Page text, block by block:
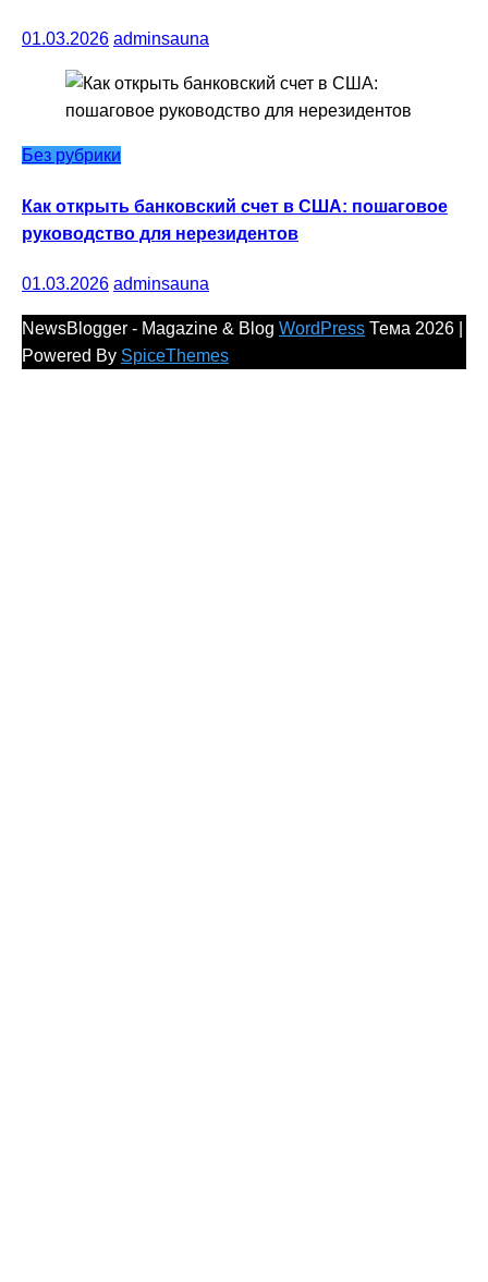
01.03.2026 adminsauna
Без рубрики
Как открыть банковский счет в США: пошаговое
руководство для нерезидентов
01.03.2026 adminsauna
NewsBlogger - Magazine & Blog WordPress Тема 2026 |
Powered By SpiceThemes